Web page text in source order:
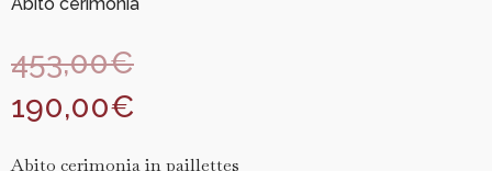
453,00€
190,00€
Abito cerimonia in paillettes